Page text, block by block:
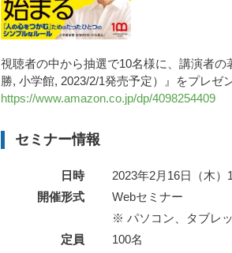
視聴者の中から抽選で10名様に、講演者
勝, 小学館, 2023/2/1発売予定）』をプレゼ
https://www.amazon.co.jp/dp/4098254409
セミナー情報
日時
2023年2月16日（木）
開催形式
Webセミナー
※ パソコン、タブレ
定員
100名